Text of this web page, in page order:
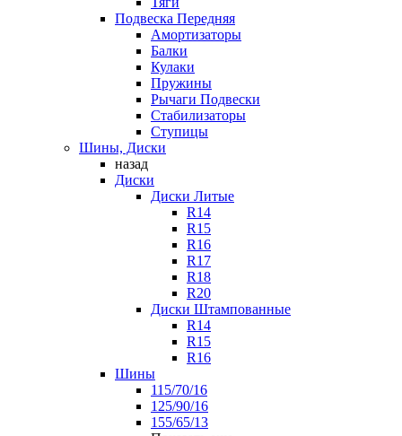
Подвеска Передняя
Амортизаторы
Балки
Кулаки
Пружины
Рычаги Подвески
Стабилизаторы
Ступицы
Шины, Диски
назад
Диски
Диски Литые
R14
R15
R16
R17
R18
R20
Диски Штампованные
R14
R15
R16
Шины
115/70/16
125/90/16
155/65/13